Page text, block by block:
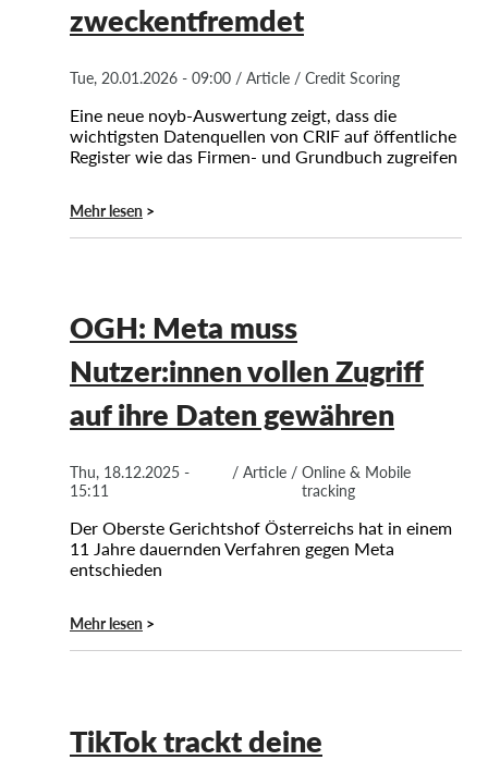
zweckentfremdet
Tue, 20.01.2026 - 09:00 / Article / Credit Scoring
Eine neue noyb-Auswertung zeigt, dass die
wichtigsten Datenquellen von CRIF auf öffentliche
Register wie das Firmen- und Grundbuch zugreifen
Mehr lesen
OGH: Meta muss
Nutzer:innen vollen Zugriff
auf ihre Daten gewähren
Thu, 18.12.2025 -
15:11
/ Article/ Online & Mobile
tracking
Der Oberste Gerichtshof Österreichs hat in einem
11 Jahre dauernden Verfahren gegen Meta
entschieden
Mehr lesen
TikTok trackt deine